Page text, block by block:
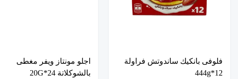
فلوفى بانكيك ساندوتش فراولة
12*444g
اجلو مونتاز ويفر مغطى
بالشوكلاتة 24*20G